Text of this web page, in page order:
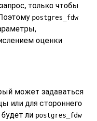
только чтобы
postgres_fdw
оценки
может задаваться
или для стороннего
ли postgres_fdw